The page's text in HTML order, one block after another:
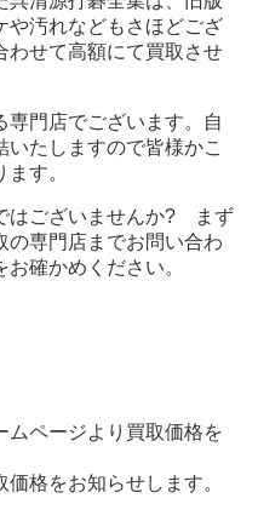
や汚れなどもさほどござ
わせて高額にて買取させ
門店でございます。自
たしますので皆様かこ
す。
はございませんか? まず
の専門店までお問い合わ
確かめください。
ムページより買取価格を
格をお知らせします。